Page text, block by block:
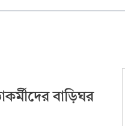
বাড়িঘর